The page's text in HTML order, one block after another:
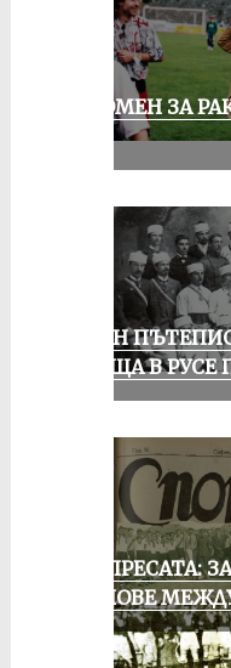
СПОМЕН ЗА
ЕДИН
СРЕЩА В РУСЕ
ОТ ПРЕСАТА:
МАЧОВЕ